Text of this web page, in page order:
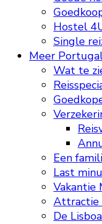
Hostel
Single
Meer
Wat te
Een
Last
Vakantie
Attractie
De